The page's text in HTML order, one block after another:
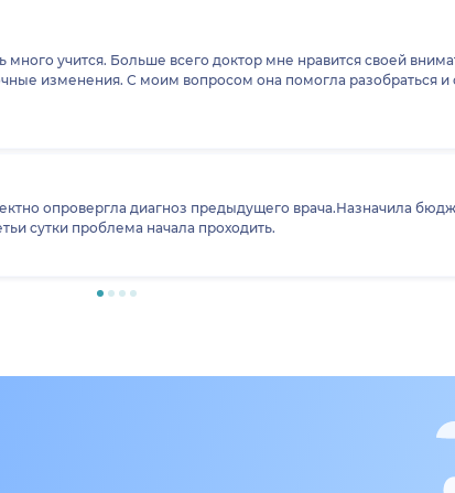
учится. Больше всего доктор мне нравится своей
изменения. С моим вопросом она помогла разобраться
опровергла диагноз предыдущего врача.Назначила
сутки проблема начала проходить.